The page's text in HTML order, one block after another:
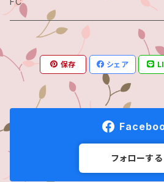
保存 シェア
フォローする